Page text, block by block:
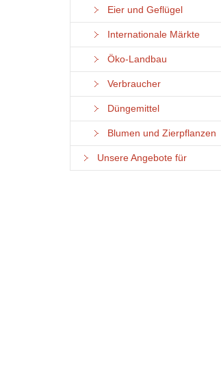
Eier und Geflügel
Internationale Märkte
Öko-Landbau
Verbraucher
Düngemittel
Blumen und Zierpflanzen
Unsere Angebote für